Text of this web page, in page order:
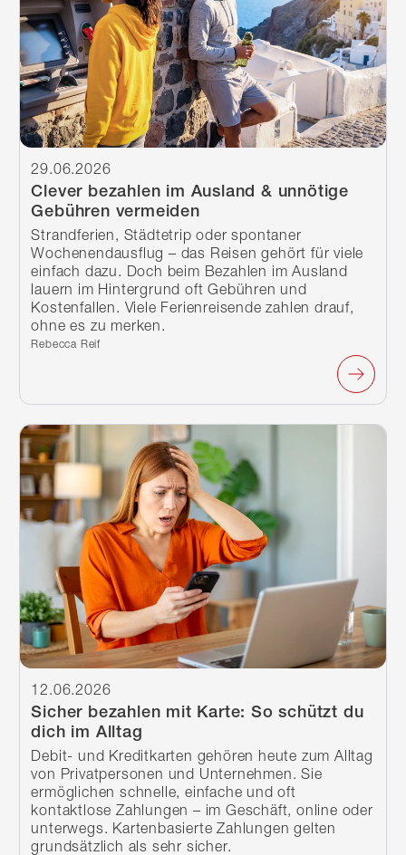
Clever bezahlen im Ausland & unnötige
Gebühren vermeiden
29.06.2026
Strandferien, Städtetrip oder spontaner
Wochenendausflug – das Reisen gehört für viele
einfach dazu. Doch beim Bezahlen im Ausland
lauern im Hintergrund oft Gebühren und
Kostenfallen. Viele Ferienreisende zahlen drauf,
ohne es zu merken.
Verfasst von:
Rebecca Reif
Sicher bezahlen mit Karte: So schützt du
dich im Alltag
12.06.2026
Debit- und Kreditkarten gehören heute zum Alltag
von Privatpersonen und Unternehmen. Sie
ermöglichen schnelle, einfache und oft
kontaktlose Zahlungen – im Geschäft, online oder
unterwegs. Kartenbasierte Zahlungen gelten
grundsätzlich als sehr sicher.
Weiterlesen